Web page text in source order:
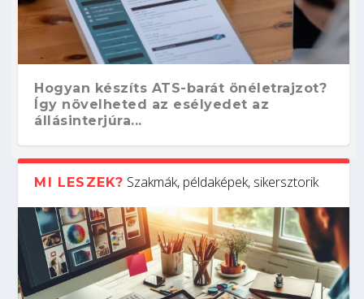
Hogyan készíts ATS-barát önéletrajzot?
Így növelheted az esélyedet az
állásinterjúra...
MI LESZEK? Szakmák, példaképek, sikersztorik